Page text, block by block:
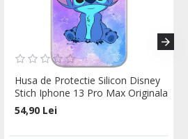
Husa de Protectie Silicon Disney
Stich Iphone 13 Pro Max Originala
54,90 Lei